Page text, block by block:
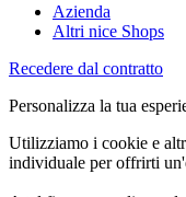
Azienda
Altri nice Shops
Recedere dal contratto
Personalizza la tua
Utilizziamo i cookie e
individuale per offrirti